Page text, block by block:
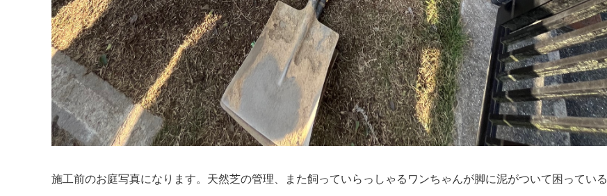
施工前のお庭写真になります。天然芝の管理、また飼っていらっしゃるワンちゃんが脚に泥がついて困っている